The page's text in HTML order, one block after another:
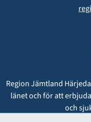
Region Jämtland
länet och för att
och